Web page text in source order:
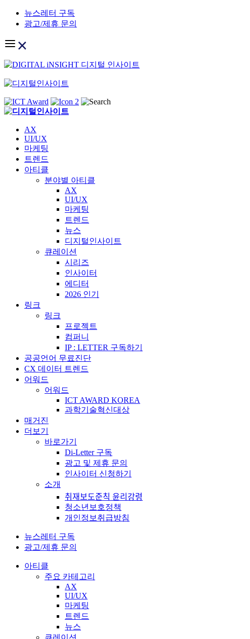
Skip
content
뉴스레터 구독
광고/제휴 문의
AX
UI/UX
마케팅
트렌드
아티클
분야별 아티클
AX
UI/UX
마케팅
트렌드
뉴스
디지털인사이트
큐레이션
시리즈
인사이터
에디터
2026 인기
링크
링크
프로젝트
컴퍼니
IP : LETTER 구독하기
공공언어 무료진단
CX 데이터 트렌드
어워드
어워드
ICT AWARD KOREA
과학기술혁신대상
매거진
더보기
바로가기
Di-Letter 구독
광고 및 제휴 문의
인사이터 신청하기
소개
취재보도준칙 윤리강령
청소년보호정책
개인정보취급방침
뉴스레터 구독
광고/제휴 문의
아티클
주요 카테고리
AX
UI/UX
마케팅
트렌드
뉴스
큐레이션